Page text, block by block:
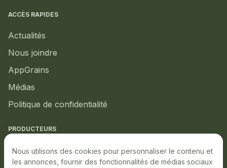
ACCÈS RAPIDES
Actualités
Nous joindre
AppGrains
Médias
Politique de confidentialité
PRODUCTEURS
Marché local
Nous utilisons des cookies pour personnaliser le contenu et
les annonces, fournir des fonctionnalités de médias sociaux